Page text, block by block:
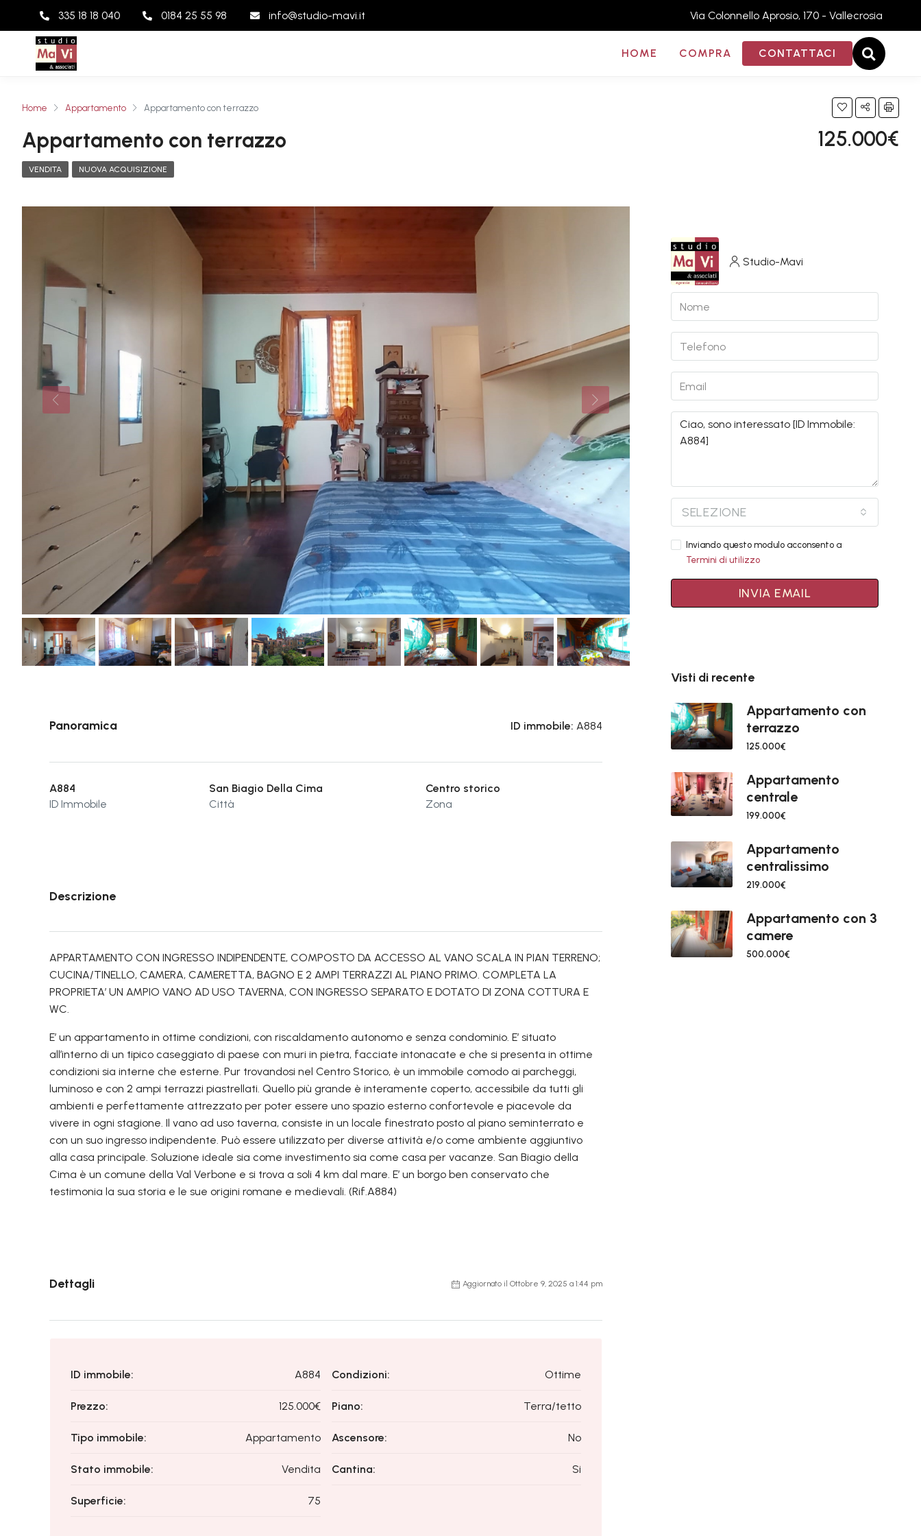
335 18 18 040 0184 25 55 98 info@studio-mavi.it Via Colonnello Aprosio, 170 - Vallecrosia
HOME COMPRA CONTATTACI
Home Appartamento Appartamento con terrazzo
Appartamento con terrazzo 125.000€
VENDITA NUOVA ACQUISIZIONE
Panoramica ID immobile: A884
A884
ID Immobile
San Biagio Della Cima
Città
Centro storico
Zona
Descrizione
APPARTAMENTO CON INGRESSO INDIPENDENTE, COMPOSTO DA ACCESSO AL VANO SCALA IN PIAN TERRENO;
CUCINA/TINELLO, CAMERA, CAMERETTA, BAGNO E 2 AMPI TERRAZZI AL PIANO PRIMO. COMPLETA LA
PROPRIETA’ UN AMPIO VANO AD USO TAVERNA, CON INGRESSO SEPARATO E DOTATO DI ZONA COTTURA E
WC.
E’ un appartamento in ottime condizioni, con riscaldamento autonomo e senza condominio. E’ situato
all’interno di un tipico caseggiato di paese con muri in pietra, facciate intonacate e che si presenta in ottime
condizioni sia interne che esterne. Pur trovandosi nel Centro Storico, è un immobile comodo ai parcheggi,
luminoso e con 2 ampi terrazzi piastrellati. Quello più grande è interamente coperto, accessibile da tutti gli
ambienti e perfettamente attrezzato per poter essere uno spazio esterno confortevole e piacevole da
vivere in ogni stagione. Il vano ad uso taverna, consiste in un locale finestrato posto al piano seminterrato e
con un suo ingresso indipendente. Può essere utilizzato per diverse attività e/o come ambiente aggiuntivo
alla casa principale. Soluzione ideale sia come investimento sia come casa per vacanze. San Biagio della
Cima è un comune della Val Verbone e si trova a soli 4 km dal mare. E’ un borgo ben conservato che
testimonia la sua storia e le sue origini romane e medievali. (Rif.A884)
Dettagli Aggiornato il Ottobre 9, 2025 a 1:44 pm
ID immobile: A884
Prezzo: 125.000€
Tipo immobile: Appartamento
Stato immobile: Vendita
Superficie: 75
Condizioni: Ottime
Piano: Terra/tetto
Ascensore: No
Cantina: Si
Studio-Mavi
SELEZIONE
Inviando questo modulo acconsento a
Termini di utilizzo
INVIA EMAIL
Visti di recente
Appartamento con
terrazzo
125.000€
Appartamento
centrale
199.000€
Appartamento
centralissimo
219.000€
Appartamento con 3
camere
500.000€